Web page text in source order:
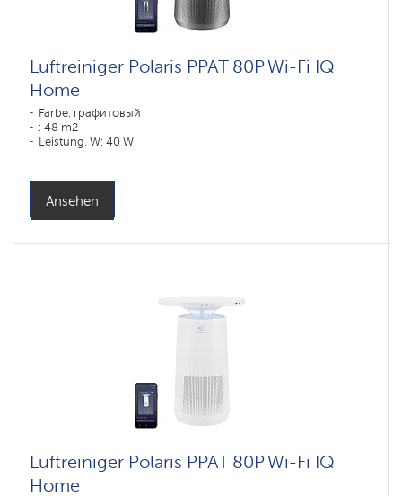
Luftreiniger Polaris PPAT 80P Wi-Fi IQ
Home
Farbe: графитовый
: 48 m2
Leistung, W: 40 W
Ansehen
Luftreiniger Polaris PPAT 80P Wi-Fi IQ
Home